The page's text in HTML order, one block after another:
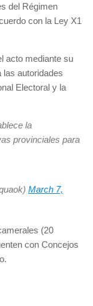
del Régimen
con la Ley X1
acto mediante su
las autoridades
Electoral y la
la
provinciales para
March 7,
(20
con Concejos